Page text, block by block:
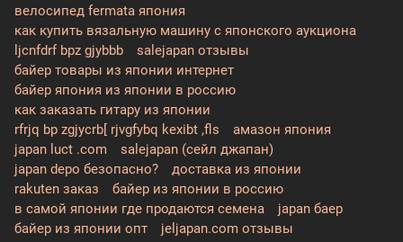
велосипед fermata япония
как купить вязальную машину с японского аукциона
ljcnfdrf bpz gjybbb
salejapan отзывы
байер товары из японии интернет
байер япония из японии в россию
как заказать гитару из японии
rfrjq bp zgjycrb[ rjvgfybq kexibt ,fls
амазон япония
japan luct .com
salejapan (сейл джапан)
japan depo безопасно?
доставка из японии
rakuten заказ
байер из японии в россию
в самой японии где продаются семена
japan баер
байер из японии опт
jeljapan.com отзывы